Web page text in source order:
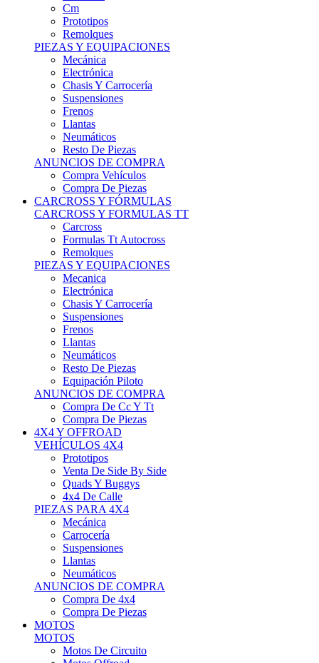
Cm
Prototipos
Remolques
PIEZAS Y EQUIPACIONES
Mecánica
Electrónica
Chasis Y Carrocería
Suspensiones
Frenos
Llantas
Neumáticos
Resto De Piezas
ANUNCIOS DE COMPRA
Compra Vehículos
Compra De Piezas
CARCROSS Y FÓRMULAS
CARCROSS Y FORMULAS TT
Carcross
Formulas Tt Autocross
Remolques
PIEZAS Y EQUIPACIONES
Mecanica
Electrónica
Chasis Y Carrocería
Suspensiones
Frenos
Llantas
Neumáticos
Resto De Piezas
Equipación Piloto
ANUNCIOS DE COMPRA
Compra De Cc Y Tt
Compra De Piezas
4X4 Y OFFROAD
VEHÍCULOS 4X4
Prototipos
Venta De Side By Side
Quads Y Buggys
4x4 De Calle
PIEZAS PARA 4X4
Mecánica
Carrocería
Suspensiones
Llantas
Neumáticos
ANUNCIOS DE COMPRA
Compra De 4x4
Compra De Piezas
MOTOS
MOTOS
Motos De Circuito